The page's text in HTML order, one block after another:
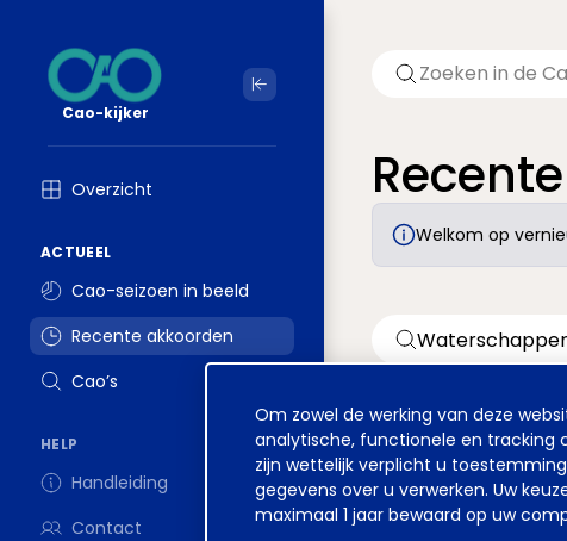
Cookie
melding
Om zowel de werking van deze
analytische, functionele en tracking
zijn wettelijk verplicht u
gegevens over u verwerken. Uw
maximaal 1 jaar bewaard op uw
Cao-kijker
Overzicht
ACTUEEL
Cao-seizoen in beeld
Recente akkoorden
Cao’s
HELP
Handleiding
Contact
Welkom op
Datum